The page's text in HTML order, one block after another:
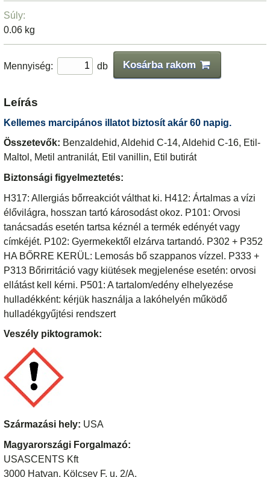
Súly:
0.06 kg
Mennyiség: db Kosárba rakom
Leírás
Kellemes marcipános illatot biztosít akár 60 napig.
Összetevők: Benzaldehid, Aldehid C-14, Aldehid C-16, Etil-
Maltol, Metil antranilát, Etil vanillin, Etil butirát
Biztonsági figyelmeztetés:
H317: Allergiás bőrreakciót válthat ki. H412: Ártalmas a vízi
élővilágra, hosszan tartó károsodást okoz. P101: Orvosi
tanácsadás esetén tartsa kéznél a termék edényét vagy
címkéjét. P102: Gyermekektől elzárva tartandó. P302 + P352
HA BŐRRE KERÜL: Lemosás bő szappanos vízzel. P333 +
P313 Bőrirritáció vagy kiütések megjelenése esetén: orvosi
ellátást kell kérni. P501: A tartalom/edény elhelyezése
hulladékként: kérjük használja a lakóhelyén működő
hulladékgyűjtési rendszert
Veszély piktogramok:
Származási hely: USA
Magyarországi Forgalmazó:
USASCENTS Kft
3000 Hatvan, Kölcsey F. u. 2/A.